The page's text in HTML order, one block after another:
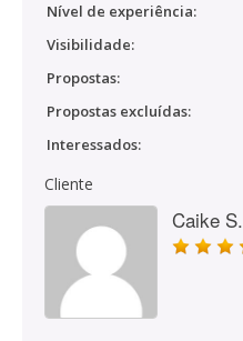
Nível de experiência:
Visibilidade:
Propostas:
Propostas excluídas:
Interessados:
Cliente
Caike S.